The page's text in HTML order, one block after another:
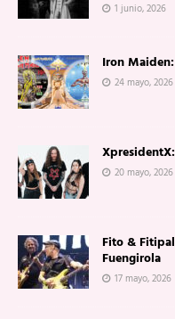
1 junio, 2026
Iron
24 mayo, 2026
20 mayo, 2026
Fito &
Fuengirola
17 mayo, 2026